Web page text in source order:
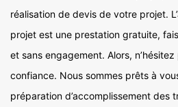
réalisation de devis de votre projet.
projet est une prestation gratuite,
et sans engagement. Alors,
confiance. Nous sommes prêts à
préparation d’accomplissement des